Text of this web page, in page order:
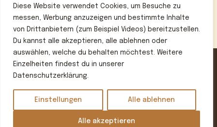
Diese Website verwendet Cookies, um Besuche zu
messen, Werbung anzuzeigen und bestimmte Inhalte
von Drittanbietern (zum Beispiel Videos) bereitzustellen.
Du kannst alle akzeptieren, alle ablehnen oder
auswählen, welche du behalten möchtest. Weitere
Einzelheiten findest du in unserer
Datenschutzerklärung.
Einstellungen Alle ablehnen
Alle akzeptieren
© 2026 Omas beste Rezepte• Erstellt mit